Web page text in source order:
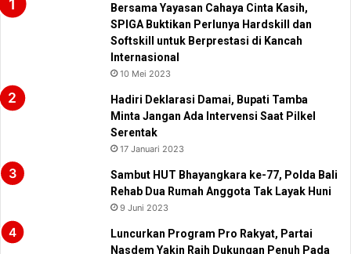
Bersama Yayasan Cahaya Cinta Kasih,
SPIGA Buktikan Perlunya Hardskill dan
Softskill untuk Berprestasi di Kancah
Internasional
10 Mei 2023
Hadiri Deklarasi Damai, Bupati Tamba
Minta Jangan Ada Intervensi Saat Pilkel
Serentak
17 Januari 2023
Sambut HUT Bhayangkara ke-77, Polda Bali
Rehab Dua Rumah Anggota Tak Layak Huni
9 Juni 2023
Luncurkan Program Pro Rakyat, Partai
Nasdem Yakin Raih Dukungan Penuh Pada